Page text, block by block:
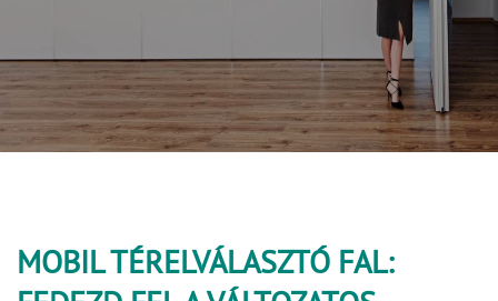
MOBIL TÉRELVÁLASZTÓ FAL: